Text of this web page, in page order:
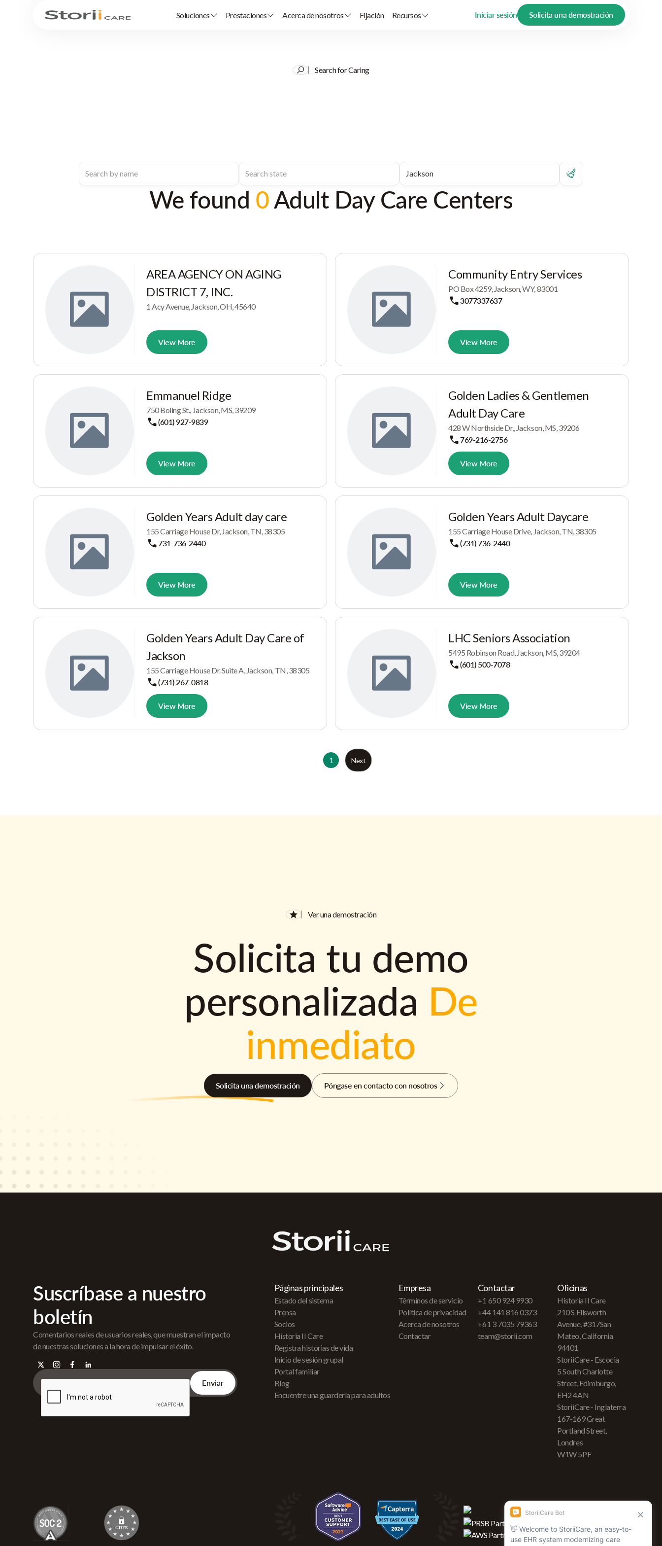
Soluciones Prestaciones Acerca de nosotros Fijación Recursos Iniciar sesión Solicita una demostración
Search for Caring
We found 0Adult Day Care Centers
AREA AGENCY ON AGING
DISTRICT 7, INC.
1 Acy Avenue, Jackson, OH, 45640
View More
Community Entry Services
PO Box 4259, Jackson, WY, 83001
3077337637
View More
Emmanuel Ridge
750 Boling St., Jackson, MS, 39209
(601) 927-9839
View More
Golden Ladies & Gentlemen
Adult Day Care
428 W Northside Dr,, Jackson, MS, 39206
769-216-2756
View More
Golden Years Adult day care
155 Carriage House Dr, Jackson, TN, 38305
731-736-2440
View More
Golden Years Adult Daycare
155 Carriage House Drive, Jackson, TN, 38305
(731) 736-2440
View More
Golden Years Adult Day Care of
Jackson
155 Carriage House Dr. Suite A, Jackson, TN, 38305
(731) 267-0818
View More
LHC Seniors Association
5495 Robinson Road, Jackson, MS, 39204
(601) 500-7078
View More
1 Next
Ver una demostración
Solicita tu demo
personalizada De
inmediato
Solicita una demostración Póngase en contacto con nosotros
Suscríbase a nuestro
boletín
Comentarios reales de usuarios reales, que muestran el impacto
de nuestras soluciones a la hora de impulsar el éxito.
Páginas principales
Estado del sistema
Prensa
Socios
Historia II Care
Registra historias de vida
Inicio de sesión grupal
Portal familiar
Blog
Encuentre una guardería para adultos
Empresa
Términos de servicio
Política de privacidad
Acerca de nosotros
Contactar
Contactar
+1 650 924 9930
+44 141 816 0373
+61 3 7035 79363
team@storii.com
Oficinas
Historia II Care
210 S Ellsworth
Avenue, #317San
Mateo, California
94401
StoriiCare - Escocia
5 South Charlotte
Street, Edimburgo,
EH2 4AN
StoriiCare - Inglaterra
167-169 Great
Portland Street,
Londres
W1W 5PF